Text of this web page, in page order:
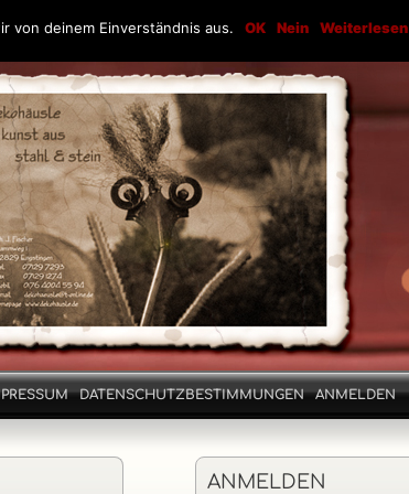
DATENSCHUTZBESTIMMUNGEN ANMELDEN
Haupt-
ANMELDEN
von deinem Einverständnis aus. OK Nein Weiterlesen